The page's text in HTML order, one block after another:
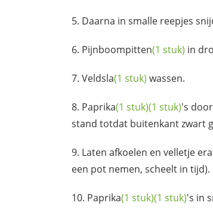
Daarna in smalle reepjes
Pijnboompitten(1 stuk) in
Veldsla(1 stuk) wassen.
Paprika(1 stuk)(1 stuk)'s
stand totdat buitenkant zwart
Laten afkoelen en velletje
een pot nemen, scheelt in tijd).
Paprika(1 stuk)(1 stuk)'s in